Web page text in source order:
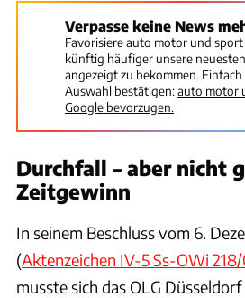
Verpasse keine News
Favorisiere auto motor und sport
künftig häufiger unsere
angezeigt zu bekommen.
Auswahl bestätigen:auto motor
Google bevorzugen.
Durchfall – aber nicht
Zeitgewinn
In seinem Beschluss vom 6.
(Aktenzeichen IV-5 Ss-OWi
musste sich das OLG